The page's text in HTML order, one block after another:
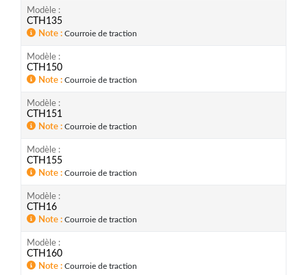
Modèle
CTH135
Note Courroie de traction
Modèle
CTH150
Note Courroie de traction
Modèle
CTH151
Note Courroie de traction
Modèle
CTH155
Note Courroie de traction
Modèle
CTH16
Note Courroie de traction
Modèle
CTH160
Note Courroie de traction